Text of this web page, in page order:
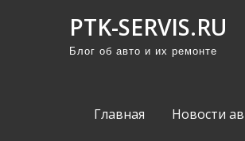
PTK-SERVIS.RU
Блог об авто и их ремонте
Главная Новости